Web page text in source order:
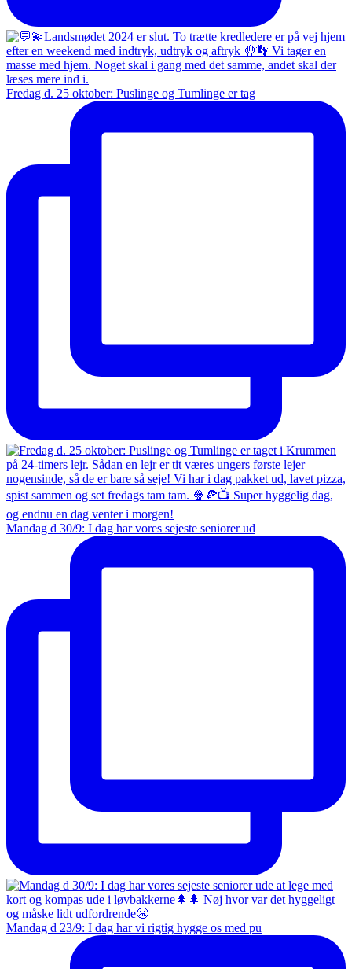
Fredag d. 25 oktober: Puslinge og Tumlinge er tag
Mandag d 30/9: I dag har vores sejeste seniorer ud
Mandag d 23/9: I dag har vi rigtig hygge os med pu